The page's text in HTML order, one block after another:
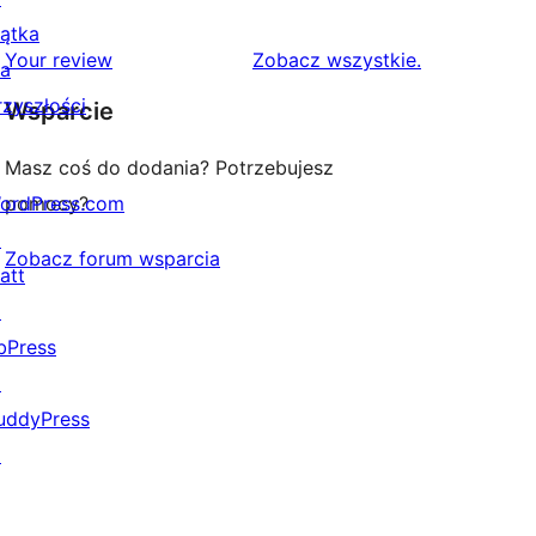
1-
gwiazdkowych
Your review Zobacz wszystkierecenzje
.
Wsparcie
Masz coś do dodania? Potrzebujesz
pomocy?
Zobacz forum wsparcia